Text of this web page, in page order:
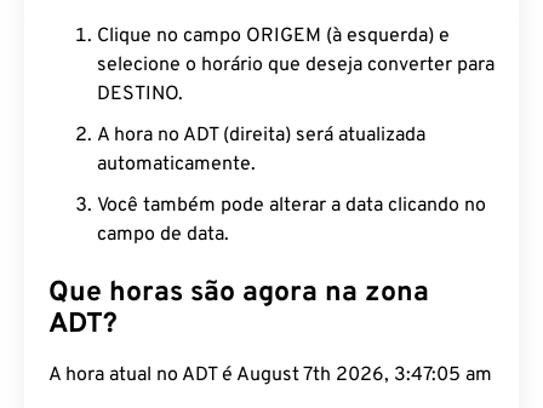
Clique no campo ORIGEM (à esquerda) e
selecione o horário que deseja converter para
DESTINO.
A hora no ADT (direita) será atualizada
automaticamente.
Você também pode alterar a data clicando no
campo de data.
Que horas são agora na zona
ADT?
A hora atual no ADT é August 7th 2026, 3:47:06 am